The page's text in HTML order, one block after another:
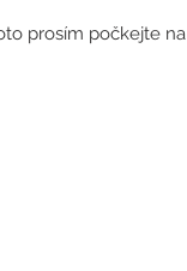
prosím počkejte